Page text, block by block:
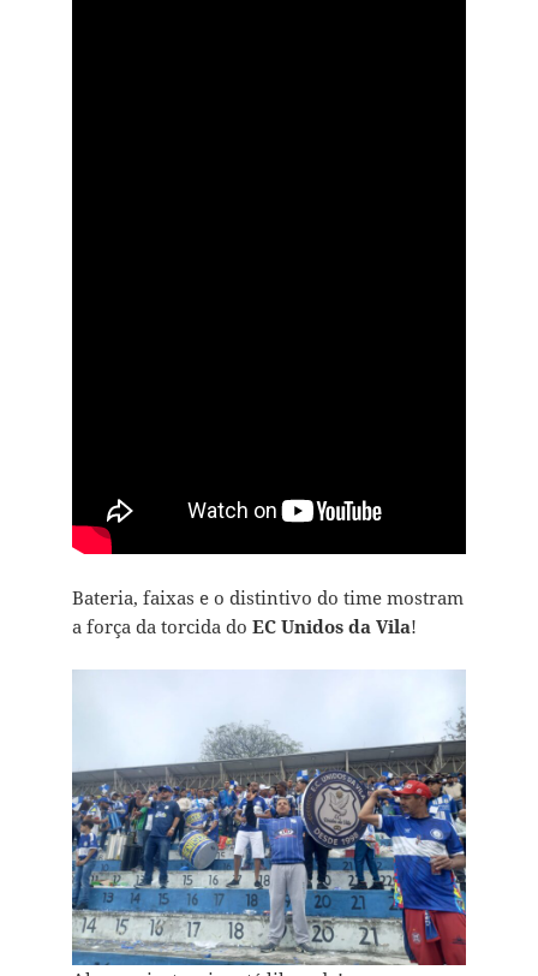
Bateria, faixas e o distintivo do time mostram
a força da torcida do EC Unidos da Vila!